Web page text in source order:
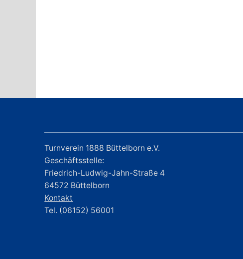
Turnverein 1888 Büttelborn e.V.
Geschäftsstelle:
Friedrich-Ludwig-Jahn-Straße 4
64572 Büttelborn
Kontakt
Tel. (06152) 56001